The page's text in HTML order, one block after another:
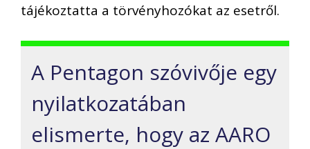
tájékoztatta a törvényhozókat az esetről.
A Pentagon szóvivője egy
nyilatkozatában
elismerte, hogy az AARO